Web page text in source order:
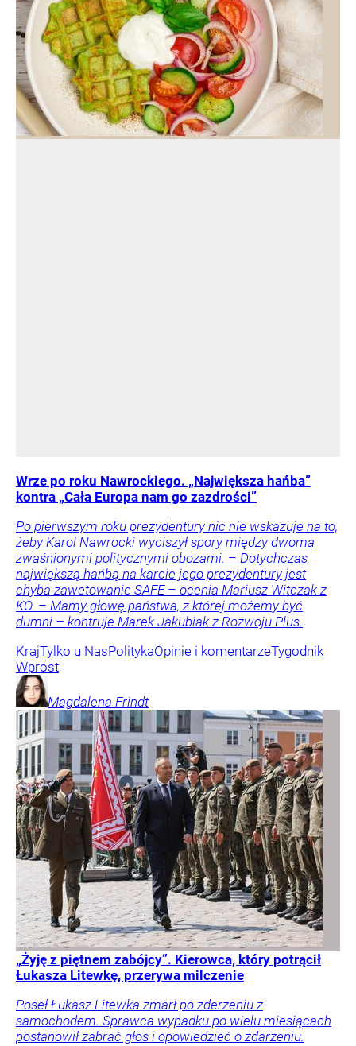
Wrze po roku Nawrockiego. „Największa hańba”
kontra „Cała Europa nam go zazdrości”
Po pierwszym roku prezydentury nic nie wskazuje na to,
żeby Karol Nawrocki wyciszył spory między dwoma
zwaśnionymi politycznymi obozami. – Dotychczas
największą hańbą na karcie jego prezydentury jest
chyba zawetowanie SAFE – ocenia Mariusz Witczak z
KO. – Mamy głowę państwa, z której możemy być
dumni – kontruje Marek Jakubiak z Rozwoju Plus.
KrajTylko u NasPolitykaOpinie i komentarzeTygodnik
Wprost
Magdalena Frindt
„Żyję z piętnem zabójcy”. Kierowca, który potrącił
Łukasza Litewkę, przerywa milczenie
Poseł Łukasz Litewka zmarł po zderzeniu z
samochodem. Sprawca wypadku po wielu miesiącach
postanowił zabrać głos i opowiedzieć o zdarzeniu.